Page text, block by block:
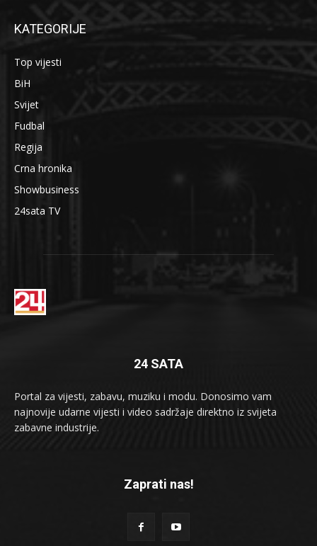
KATEGORIJE
Top vijesti
BiH
Svijet
Fudbal
Regija
Crna hronika
Showbusiness
24sata TV
24 SATA
Portal za vijesti, zabavu, muziku i modu. Donosimo vam
najnovije udarne vijesti i video sadržaje direktno iz svijeta
zabavne industrije.
Zaprati nas!